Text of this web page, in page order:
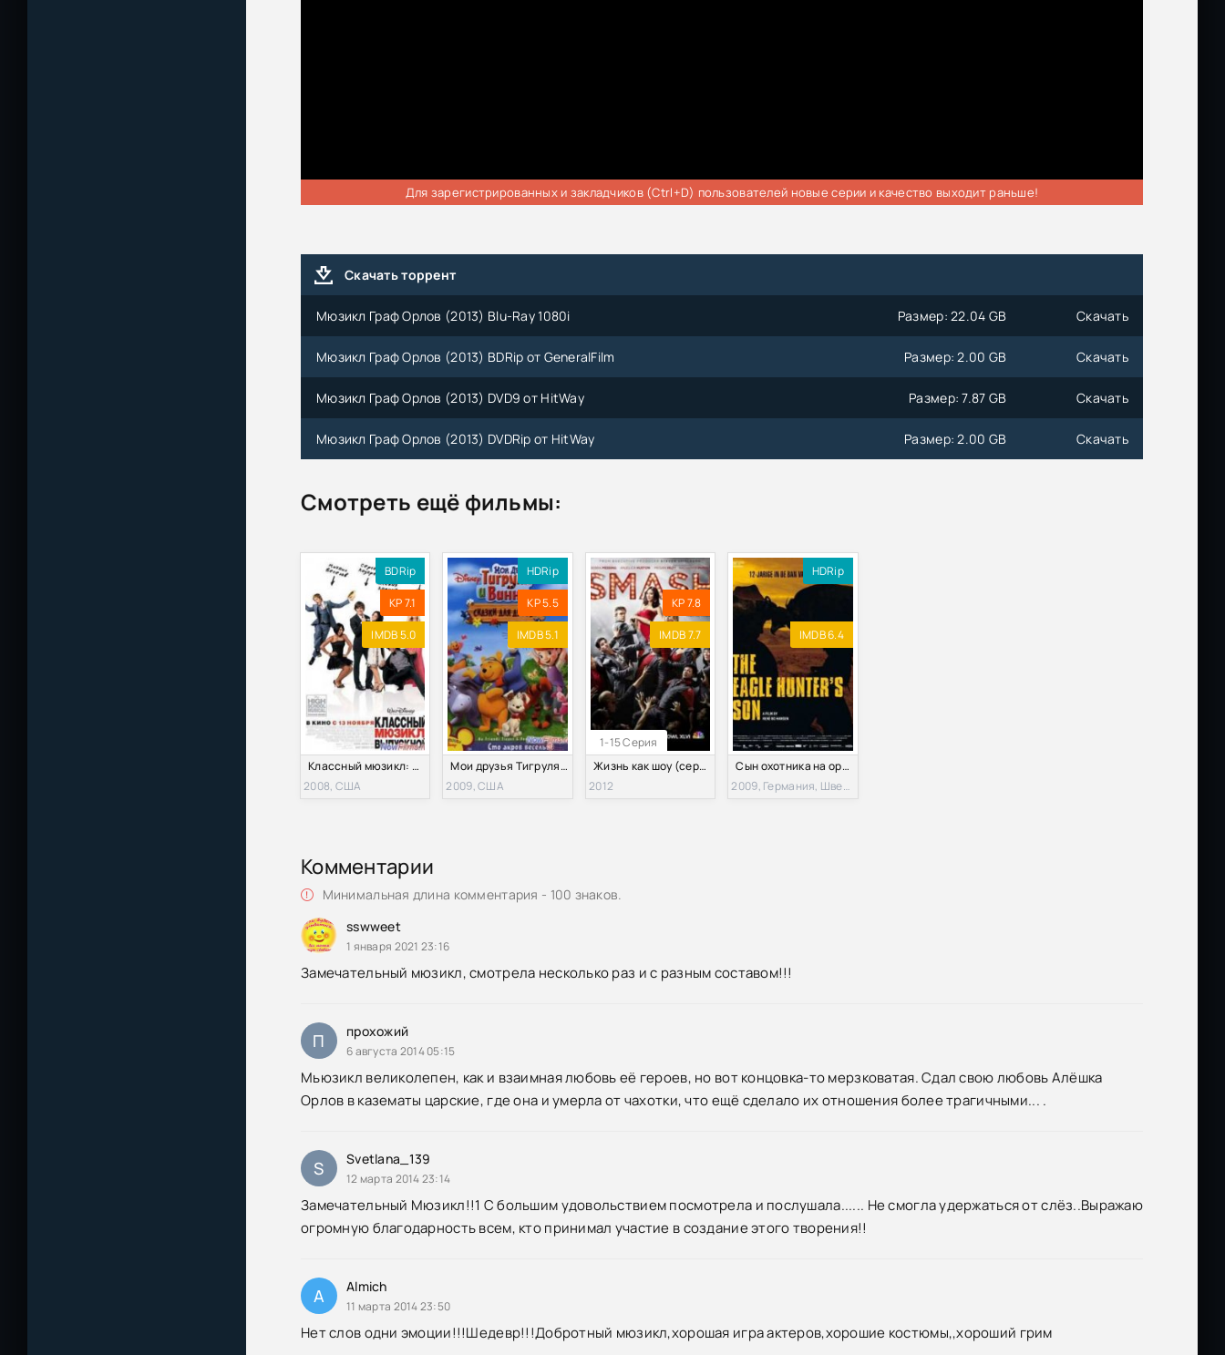
Для зарегистрированных и закладчиков (Ctrl+D) пользователей новые серии и качество выходит раньше!
Скачать торрент
Мюзикл Граф Орлов (2013) Blu-Ray 1080i Размер: 22.04 GB Скачать
Мюзикл Граф Орлов (2013) BDRip от GeneralFilm Размер: 2.00 GB Скачать
Мюзикл Граф Орлов (2013) DVD9 от HitWay Размер: 7.87 GB Скачать
Мюзикл Граф Орлов (2013) DVDRip от HitWay Размер: 2.00 GB Скачать
Смотреть ещё фильмы:
BDRip
KP 7.1
IMDB 5.0
Классный мюзикл: Выпускной (2008)
2008, США
HDRip
KP 5.5
IMDB 5.1
Мои друзья Тигруля и Винни: Мюзикл волшебного леса (2009)
2009, США
1-15 Серия
KP 7.8
IMDB 7.7
Жизнь как шоу (сериал 2012 – 2013)
2012
HDRip
IMDB 6.4
Сын охотника на орлов (2009)
2009, Германия, Швеция, Дания
Комментарии
Минимальная длина комментария - 100 знаков.
sswweet
1 января 2021 23:16
Замечательный мюзикл, смотрела несколько раз и с разным составом!!!
П прохожий
6 августа 2014 05:15
Мьюзикл великолепен, как и взаимная любовь её героев, но вот концовка-то мерзковатая. Сдал свою любовь Алёшка
Орлов в казематы царские, где она и умерла от чахотки, что ещё сделало их отношения более трагичными... .
S Svetlana_139
12 марта 2014 23:14
Замечательный Мюзикл!!1 С большим удовольствием посмотрела и послушала...... Не смогла удержаться от слёз..Выражаю
огромную благодарность всем, кто принимал участие в создание этого творения!!
A Almich
11 марта 2014 23:50
Нет слов одни эмоции!!!Шедевр!!!Добротный мюзикл,хорошая игра актеров,хорошие костюмы,,хороший грим